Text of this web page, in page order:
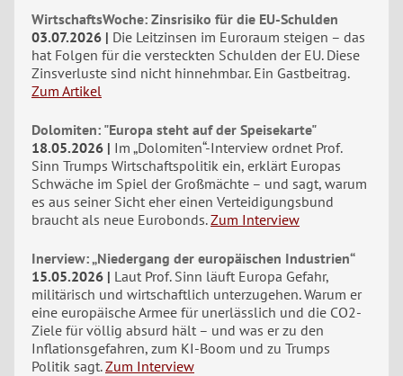
WirtschaftsWoche: Zinsrisiko für die EU-Schulden
03.07.2026
Die Leitzinsen im Euroraum steigen – das
hat Folgen für die versteckten Schulden der EU. Diese
Zinsverluste sind nicht hinnehmbar. Ein Gastbeitrag.
Zum Artikel
Dolomiten: "Europa steht auf der Speisekarte"
18.05.2026
Im „Dolomiten“-Interview ordnet Prof.
Sinn Trumps Wirtschaftspolitik ein, erklärt Europas
Schwäche im Spiel der Großmächte – und sagt, warum
es aus seiner Sicht eher einen Verteidigungsbund
braucht als neue Eurobonds. Zum Interview
Inerview: „Niedergang der europäischen Industrien“
15.05.2026
Laut Prof. Sinn läuft Europa Gefahr,
militärisch und wirtschaftlich unterzugehen. Warum er
eine europäische Armee für unerlässlich und die CO2-
Ziele für völlig absurd hält – und was er zu den
Inflationsgefahren, zum KI-Boom und zu Trumps
Politik sagt. Zum Interview